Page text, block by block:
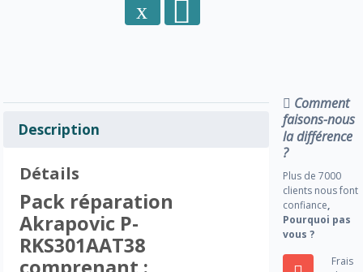
Description
Détails
Pack réparation
Akrapovic P-
RKS301AAT38
Comment
faisons-nous
la différence
?
Plus de 7000
clients nous font
confiance,
Pourquoi pas
vous ?
Frais